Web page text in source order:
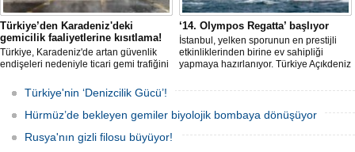
Türkiye’den Karadeniz'deki
gemicilik faaliyetlerine kısıtlama!
Türkiye, Karadeniz'de artan güvenlik
endişeleri nedeniyle ticari gemi trafiğini
bölgedeki gıda güvenliğini tehdit ediyor.
‘14. Olympos Regatta’ başlıyor
İstanbul, yelken sporunun en prestijli
etkinliklerinden birine ev sahipliği
yapmaya hazırlanıyor. Türkiye Açıkdeniz
Federasyonu ve Eker Süt Ürünleri iş
TAYK - Eker Olympos Regatta, 7
Ağustos'ta start alacak ve 16 Ağustos'a
kadar deniz tutkunlarını bir araya
Türkiye'nin ‘Denizcilik Gücü’!
Hürmüz’de bekleyen gemiler biyolojik bombaya dönüşüyor
Rusya'nın gizli filosu büyüyor!